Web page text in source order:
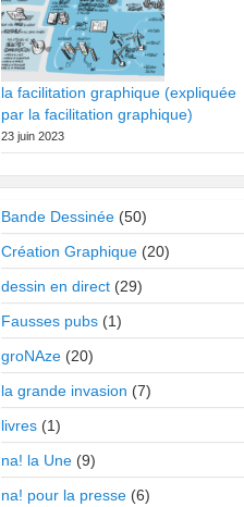
la facilitation graphique (expliquée
par la facilitation graphique)
23 juin 2023
Bande Dessinée (50)
Création Graphique (20)
dessin en direct (29)
Fausses pubs (1)
groNAze (20)
la grande invasion (7)
livres (1)
na! la Une (9)
na! pour la presse (6)